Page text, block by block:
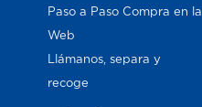
Paso a Paso Compra en la
Web
Llámanos, separa y
recoge